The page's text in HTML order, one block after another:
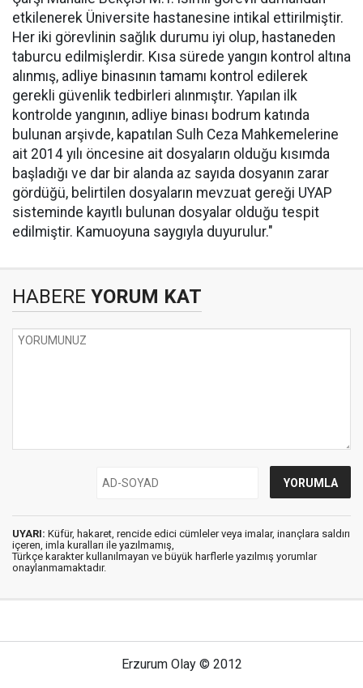
etkilenerek Üniversite hastanesine intikal ettirilmiştir.
Her iki görevlinin sağlık durumu iyi olup, hastaneden
taburcu edilmişlerdir. Kısa sürede yangın kontrol altına
alınmış, adliye binasının tamamı kontrol edilerek
gerekli güvenlik tedbirleri alınmıştır. Yapılan ilk
kontrolde yangının, adliye binası bodrum katında
bulunan arşivde, kapatılan Sulh Ceza Mahkemelerine
ait 2014 yılı öncesine ait dosyaların olduğu kısımda
başladığı ve dar bir alanda az sayıda dosyanın zarar
gördüğü, belirtilen dosyaların mevzuat gereği UYAP
sisteminde kayıtlı bulunan dosyalar olduğu tespit
edilmiştir. Kamuoyuna saygıyla duyurulur."
HABERE YORUM KAT
UYARI: Küfür, hakaret, rencide edici cümleler veya imalar, inançlara saldırı
içeren, imla kuralları ile yazılmamış,
Türkçe karakter kullanılmayan ve büyük harflerle yazılmış yorumlar
onaylanmamaktadır.
Erzurum Olay © 2012